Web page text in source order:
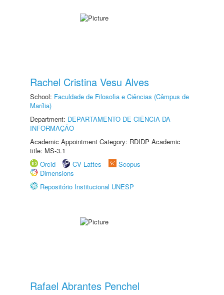
Rachel Cristina Vesu Alves
School: Faculdade de Filosofia e Ciências (Câmpus de
Marília)
Department: DEPARTAMENTO DE CIÊNCIA DA
INFORMAÇÃO
Academic Appointment Category: RDIDP Academic
title: MS-3.1
Orcid
CV Lattes
Scopus
Dimensions
Repositório Institucional UNESP
Rafael Abrantes Penchel